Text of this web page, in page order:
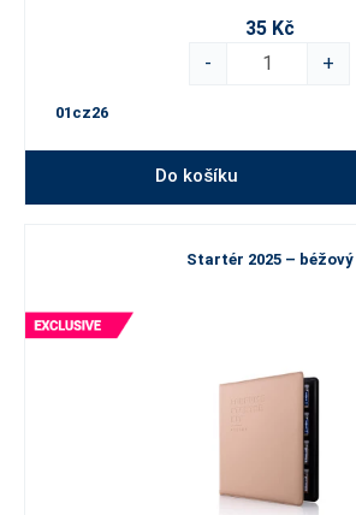
35 Kč
-
+
01cz26
Do košíku
Startér 2025 – béžový